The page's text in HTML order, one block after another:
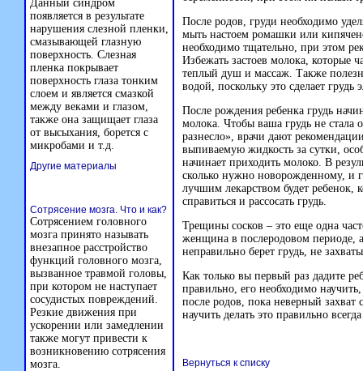
После родов, груди необходимо
мыть настоем ромашки или
необходимо тщательно, при этом
Избежать застоев молока, которые
теплый душ и массаж. Также
водой, поскольку это сделает
После рождения ребенка грудь
молока. Чтобы ваша грудь не стала
разнесло», врачи дают
выпиваемую жидкость за сутки,
начинает приходить молоко. В
сколько нужно новорожденному, и
лучшим лекарством будет ребенок,
справиться и рассосать грудь.
Трещины сосков – это еще одна
женщина в послеродовом периоде,
неправильно берет грудь, не
Как только вы первый раз дадите
правильно, его необходимо
после родов, пока неверный
научить делать это правильно
Вернуться к списку
Данный синдром
появляется в результате
нарушения слезной пленки,
смазывающей глазную
поверхность. Слезная
пленка покрывает
поверхность глаза тонким
слоем и является смазкой
между веками и глазом,
также она защищает глаза
от высыхания, борется с
микробами и т.д.
Другие материалы
Сотрясение мозга. Что и как?
Сотрясением головного
мозга принято называть
внезапное расстройство
функций головного мозга,
вызванное травмой головы,
при котором не наступает
сосудистых повреждений.
Резкие движения при
ускорении или замедлении
также могут привести к
возникновению сотрясения
мозга.